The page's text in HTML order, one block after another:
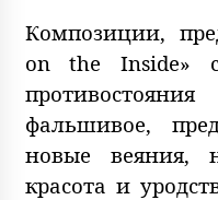
Композиции,
on the Inside»
фальшивое,
новые веяния,
красота и